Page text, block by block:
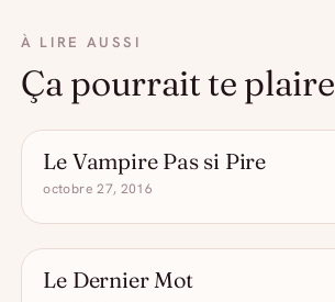
À LIRE AUSSI
Ça pourrait te plaire
LES COCKTAILS POMPETTES
Le Vampire Pas si Pire
octobre 27, 2016
LES COCKTAILS POMPETTES
Le Dernier Mot